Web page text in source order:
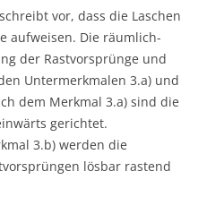
vor, dass die Laschen
aufweisen. Die räumlich-
der Rastvorsprünge und
Untermerkmalen 3.a) und
dem Merkmal 3.a) sind die
gerichtet.
3.b) werden die
lösbar rastend